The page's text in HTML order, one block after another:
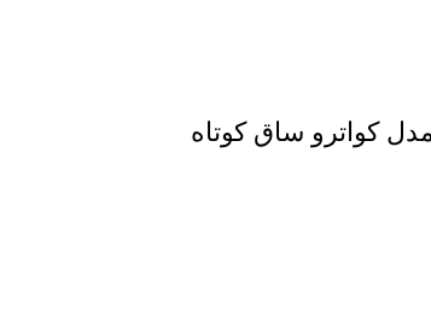
کواترو ساق کوتاه